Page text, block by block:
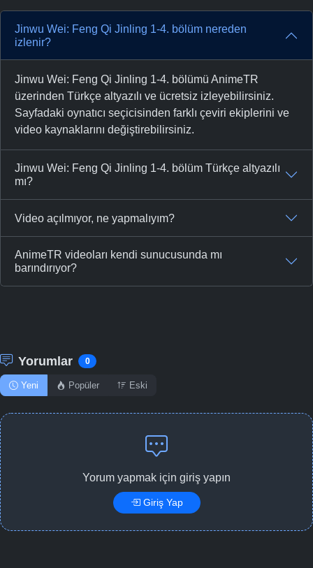
Jinwu Wei: Feng Qi Jinling 1-4. bölüm nereden
izlenir?
Jinwu Wei: Feng Qi Jinling 1-4. bölümü AnimeTR
üzerinden Türkçe altyazılı ve ücretsiz izleyebilirsiniz.
Sayfadaki oynatıcı seçicisinden farklı çeviri ekiplerini ve
video kaynaklarını değiştirebilirsiniz.
Jinwu Wei: Feng Qi Jinling 1-4. bölüm Türkçe altyazılı
mı?
Video açılmıyor, ne yapmalıyım?
AnimeTR videoları kendi sunucusunda mı
barındırıyor?
Yorumlar 0
Yeni Popüler Eski
Yorum yapmak için giriş yapın
Giriş Yap